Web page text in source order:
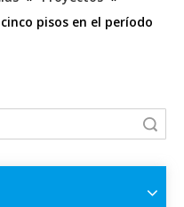
pisos en el período